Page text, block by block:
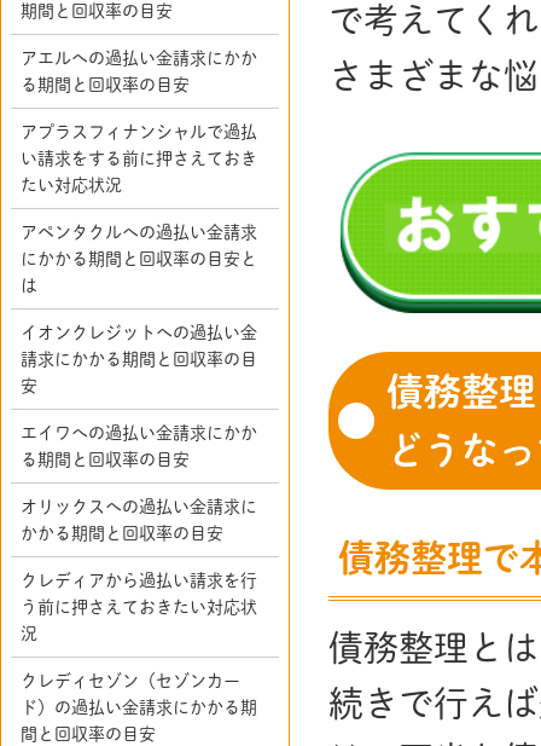
で考えてく
さまざまな
債務整
どうな
債務整理で
債務整理と
続きで行え
期間と回収率の目安
アエルへの過払い金請求にかか
る期間と回収率の目安
アプラスフィナンシャルで過払
い請求をする前に押さえておき
たい対応状況
アペンタクルへの過払い金請求
にかかる期間と回収率の目安と
は
イオンクレジットへの過払い金
請求にかかる期間と回収率の目
安
エイワへの過払い金請求にかか
る期間と回収率の目安
オリックスへの過払い金請求に
かかる期間と回収率の目安
クレディアから過払い請求を行
う前に押さえておきたい対応状
況
クレディセゾン（セゾンカー
ド）の過払い金請求にかかる期
間と回収率の目安